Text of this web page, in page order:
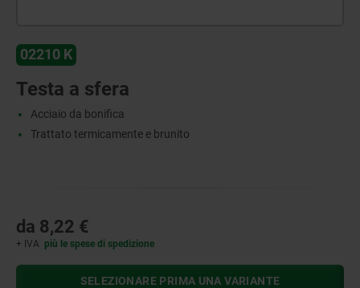
02210 K
Testa a sfera
Acciaio da bonifica
Trattato termicamente e brunito
da 8,22 €
+ IVA più le spese di spedizione
SELEZIONARE PRIMA UNA VARIANTE